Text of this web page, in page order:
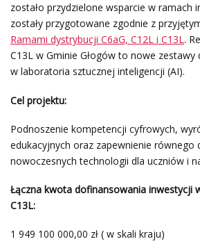
zostało przydzielone wsparcie w ramach
zostały przygotowane zgodnie z
Ramami dystrybucji C6aG, C12L i C13L.
C13L w Gminie Głogów to nowe zestawy
w laboratoria sztucznej inteligencji (AI).
Cel projektu:
Podnoszenie kompetencji cyfrowych,
edukacyjnych oraz zapewnienie równego
nowoczesnych technologii dla uczniów i
Łączna kwota dofinansowania inwestycji
C13L:
1 949 100 000,00 zł ( w skali kraju)